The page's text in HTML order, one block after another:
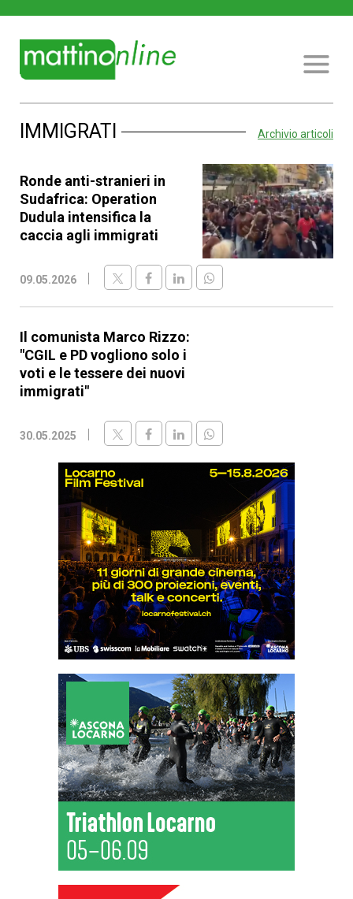
IMMIGRATI Archivio articoli
Ronde anti-stranieri in
Sudafrica: Operation
Dudula intensifica la
caccia agli immigrati
09.05.2026
Il comunista Marco Rizzo:
"CGIL e PD vogliono solo i
voti e le tessere dei nuovi
immigrati"
30.05.2025